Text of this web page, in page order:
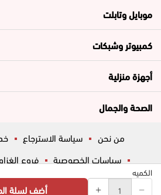
الكميه
أضف لسلة
موبايل وتابلت
كمبيوتر وشبكات
أجهزة منزلية
الصحة والجمال
من نحن سياسة الاسترجاع
سياسات الخصوصية
فروع
المساعدة
ڤاليو